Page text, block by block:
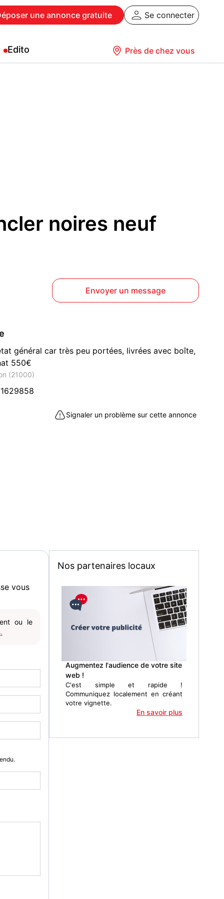
une annonce gratuite Se connecter
Edito Près de chez vous
noires neuf
Envoyer un message
général car très peu portées, livrées avec boîte,
550€
(21000)
Signaler un problème sur cette annonce
vous
ou le
Nos partenaires locaux
Augmentez l'audience de votre site
web !
C'est simple et rapide !
Communiquez localement en créant
votre vignette.
En savoir plus